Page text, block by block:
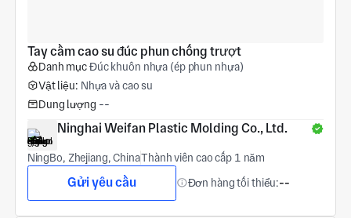
Tay cầm cao su đúc phun chống trượt
Danh mụcĐúc khuôn nhựa (ép phun nhựa)
Vật liệu: Nhựa và cao su
Dung lượng --
Ninghai Weifan Plastic Molding Co., Ltd.
NingBo, Zhejiang, ChinaThành viên cao cấp 1 năm
Gửi yêu cầu Đơn hàng tối thiểu:--